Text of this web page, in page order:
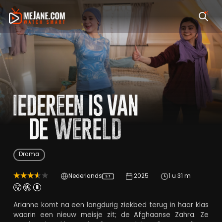
Iedereen is van de
Drama
Nederlands 5.1 2025 1 u 31 m
Arianne komt na een langdurig ziekbed terug in haar klas
waarin een nieuw meisje zit; de Afghaanse Zahra. Ze